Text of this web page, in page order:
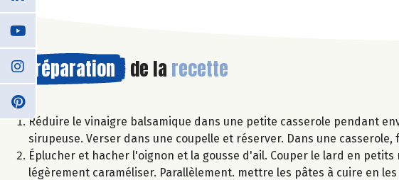
Préparation de la recette
Réduire le vinaigre balsamique dans une petite casserole pendant
sirupeuse. Verser dans une coupelle et réserver. Dans une
Éplucher et hacher l'oignon et la gousse d'ail. Couper le lard en
légèrement caraméliser. Parallèlement. mettre les pâtes à cuire en